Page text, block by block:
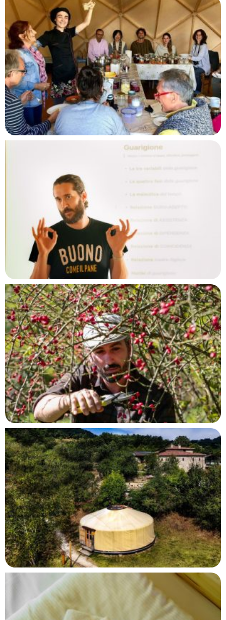
Iscriviti alla newsletter
resta in ascolto di
ciò che nasce ad
Autosufficienza
Ho preso visione della privacy policye